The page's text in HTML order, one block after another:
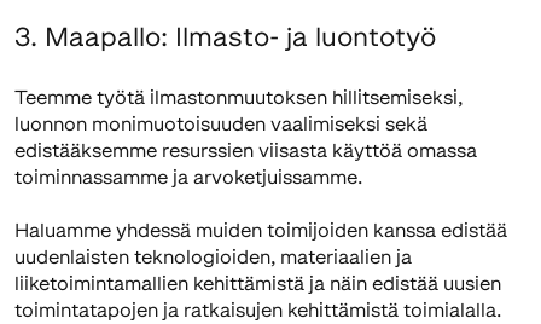
3. Maapallo: Ilmasto- ja luontotyö
Teemme työtä ilmastonmuutoksen hillitsemiseksi,
luonnon monimuotoisuuden vaalimiseksi sekä
edistääksemme resurssien viisasta käyttöä omassa
toiminnassamme ja arvoketjuissamme.
Haluamme yhdessä muiden toimijoiden kanssa edistää
uudenlaisten teknologioiden, materiaalien ja
liiketoimintamallien kehittämistä ja näin edistää uusien
toimintatapojen ja ratkaisujen kehittämistä toimialalla.